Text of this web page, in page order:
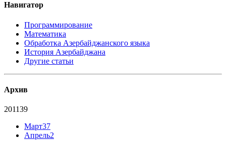
Навигатор
Программирование
Математика
Обработка Азербайджанского языка
История Азербайджана
Другие статьи
Архив
201139
Март37
Апрель2